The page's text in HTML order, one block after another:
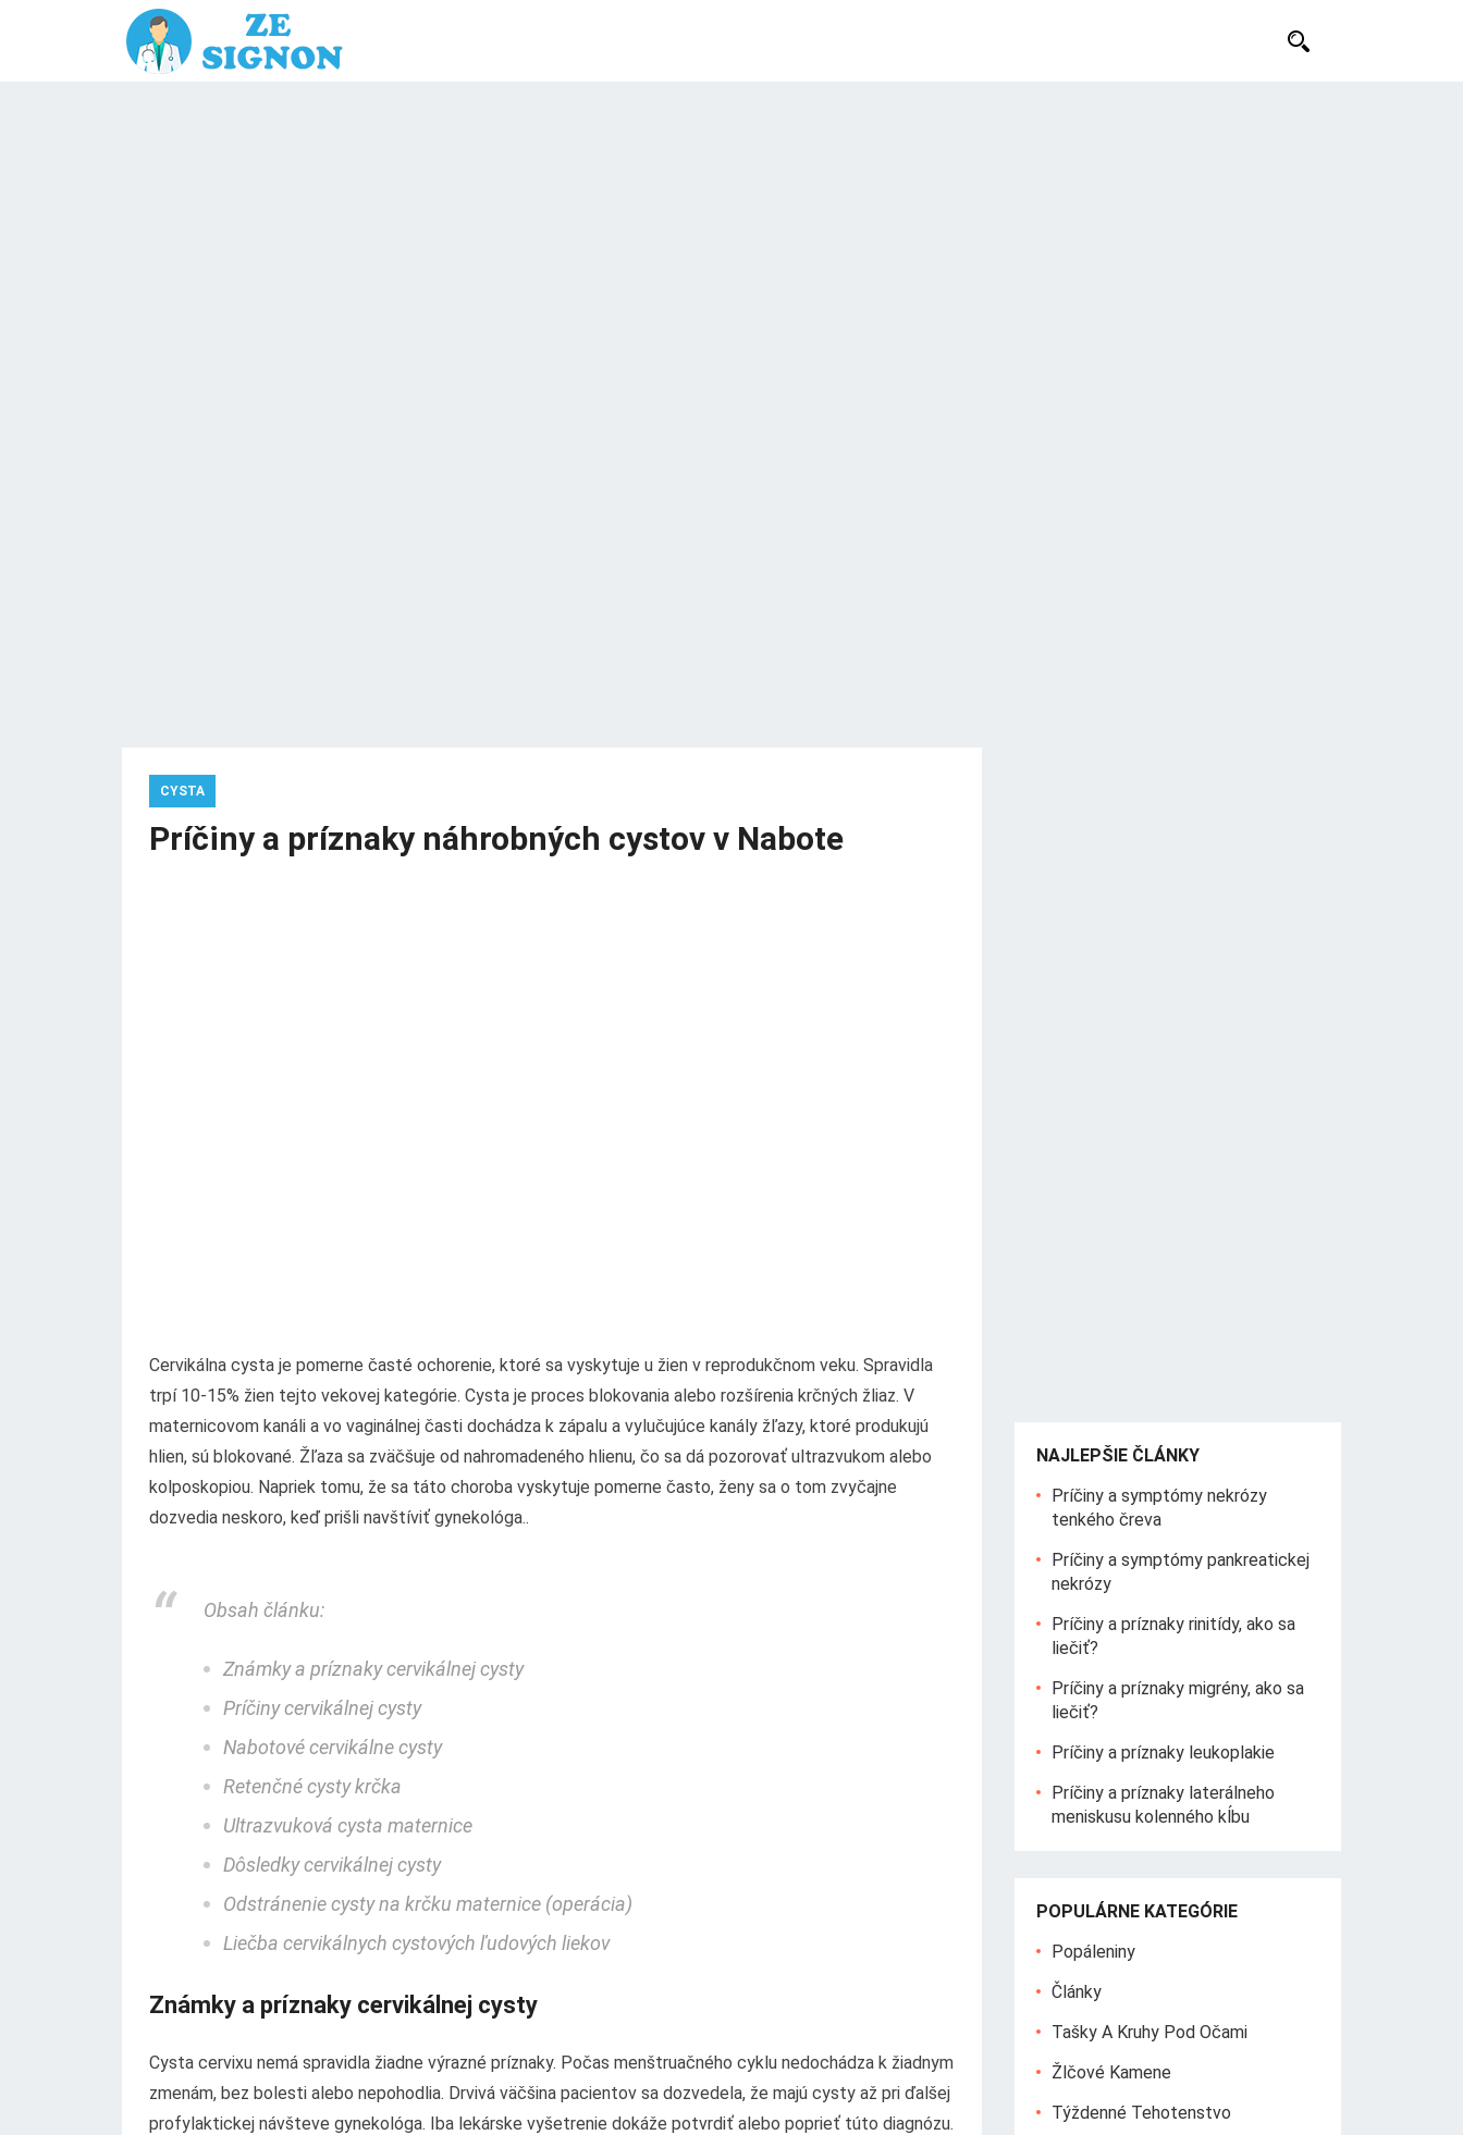
CYSTA
Príčiny a príznaky náhrobných cystov v Nabote
Cervikálna cysta je pomerne časté ochorenie, ktoré sa vyskytuje u žien v reprodukčnom veku. Spravidla
trpí 10-15% žien tejto vekovej kategórie. Cysta je proces blokovania alebo rozšírenia krčných žliaz. V
maternicovom kanáli a vo vaginálnej časti dochádza k zápalu a vylučujúce kanály žľazy, ktoré produkujú
hlien, sú blokované. Žľaza sa zväčšuje od nahromadeného hlienu, čo sa dá pozorovať ultrazvukom alebo
kolposkopiou. Napriek tomu, že sa táto choroba vyskytuje pomerne často, ženy sa o tom zvyčajne
dozvedia neskoro, keď prišli navštíviť gynekológa..
Obsah článku:
Známky a príznaky cervikálnej cysty
Príčiny cervikálnej cysty
Nabotové cervikálne cysty
Retenčné cysty krčka
Ultrazvuková cysta maternice
Dôsledky cervikálnej cysty
Odstránenie cysty na krčku maternice (operácia)
Liečba cervikálnych cystových ľudových liekov
Známky a príznaky cervikálnej cysty
Cysta cervixu nemá spravidla žiadne výrazné príznaky. Počas menštruačného cyklu nedochádza k žiadnym
zmenám, bez bolesti alebo nepohodlia. Drvivá väčšina pacientov sa dozvedela, že majú cysty až pri ďalšej
profylaktickej návšteve gynekológa. Iba lekárske vyšetrenie dokáže potvrdiť alebo poprieť túto diagnózu.
NAJLEPŠIE ČLÁNKY
Príčiny a symptómy nekrózy
tenkého čreva
Príčiny a symptómy pankreatickej
nekrózy
Príčiny a príznaky rinitídy, ako sa
liečiť?
Príčiny a príznaky migrény, ako sa
liečiť?
Príčiny a príznaky leukoplakie
Príčiny a príznaky laterálneho
meniskusu kolenného kĺbu
POPULÁRNE KATEGÓRIE
Popáleniny
Články
Tašky A Kruhy Pod Očami
Žlčové Kamene
Týždenné Tehotenstvo